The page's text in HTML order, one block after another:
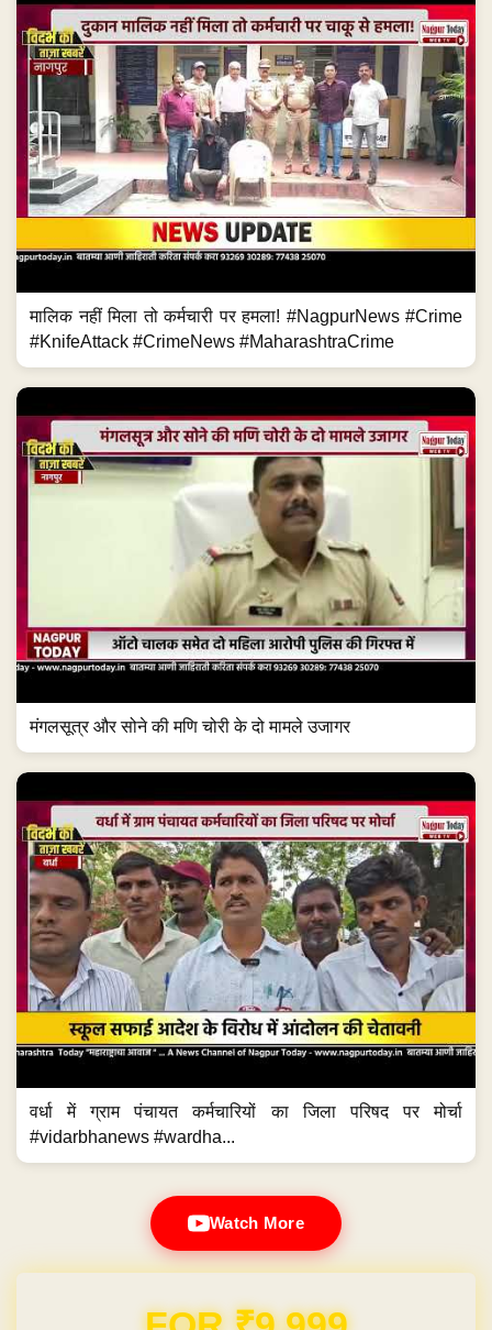
मालिक नहीं मिला तो कर्मचारी पर हमला! #NagpurNews #Crime
#KnifeAttack #CrimeNews #MaharashtraCrime
मंगलसूत्र और सोने की मणि चोरी के दो मामले उजागर
वर्धा में ग्राम पंचायत कर्मचारियों का जिला परिषद पर मोर्चा
#vidarbhanews #wardha...
Watch More
Domain & Hosting FREE for 1 Year